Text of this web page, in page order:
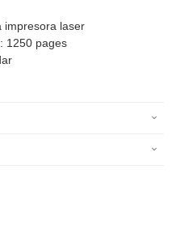
impresora laser
1250 pages